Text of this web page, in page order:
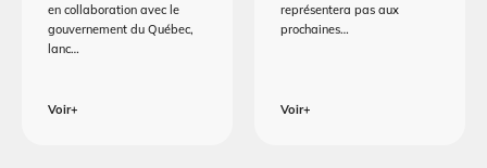
en collaboration avec le
gouvernement du Québec,
lanc…
Voir+
représentera pas aux
prochaines…
Voir+